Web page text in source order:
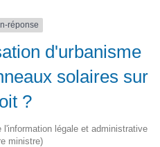
réponse
d'urbanisme
solaires sur
?
légale et administrative
ministre)